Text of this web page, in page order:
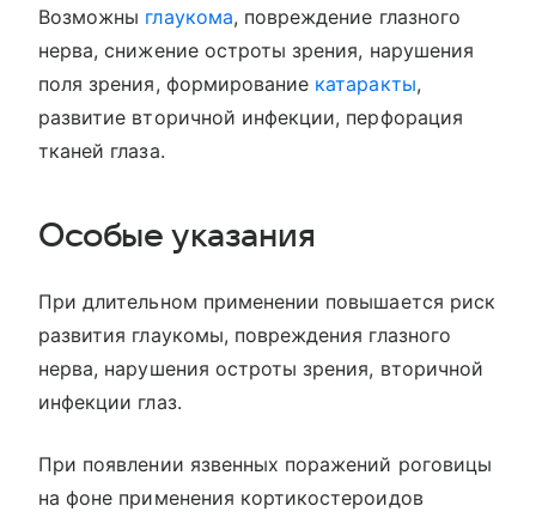
Возможны глаукома, повреждение глазного
нерва, снижение остроты зрения, нарушения
поля зрения, формирование катаракты,
развитие вторичной инфекции, перфорация
тканей глаза.
Особые указания
При длительном применении повышается риск
развития глаукомы, повреждения глазного
нерва, нарушения остроты зрения, вторичной
инфекции глаз.
При появлении язвенных поражений роговицы
на фоне применения кортикостероидов